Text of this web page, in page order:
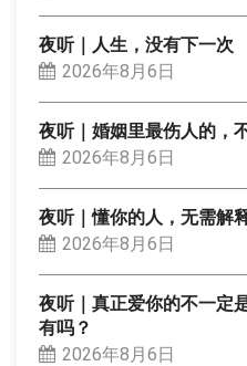
夜听｜人生，没有下一次
2026年8月6日
夜听｜婚姻里最伤人的，
2026年8月6日
夜听｜懂你的人，无需解
2026年8月6日
夜听｜真正爱你的不一定
有吗？
2026年8月6日